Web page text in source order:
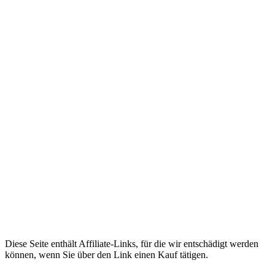
Diese Seite enthält Affiliate-Links, für die wir entschädigt werden
können, wenn Sie über den Link einen Kauf tätigen.